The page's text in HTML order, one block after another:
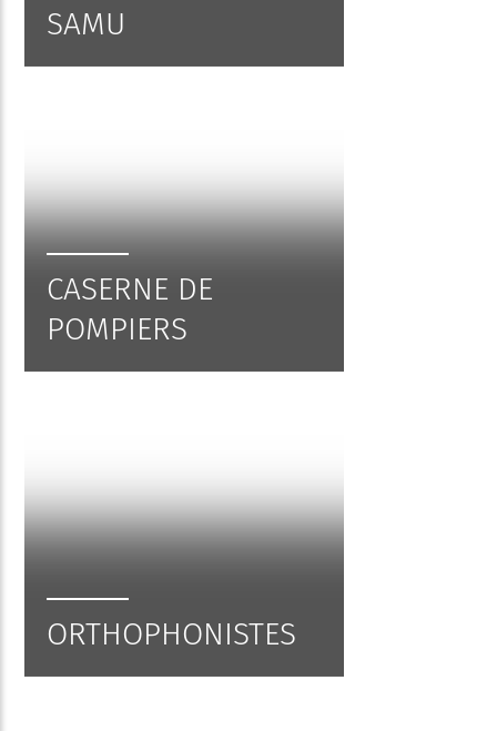
SAMU
CASERNE DE
POMPIERS
ORTHOPHONISTES